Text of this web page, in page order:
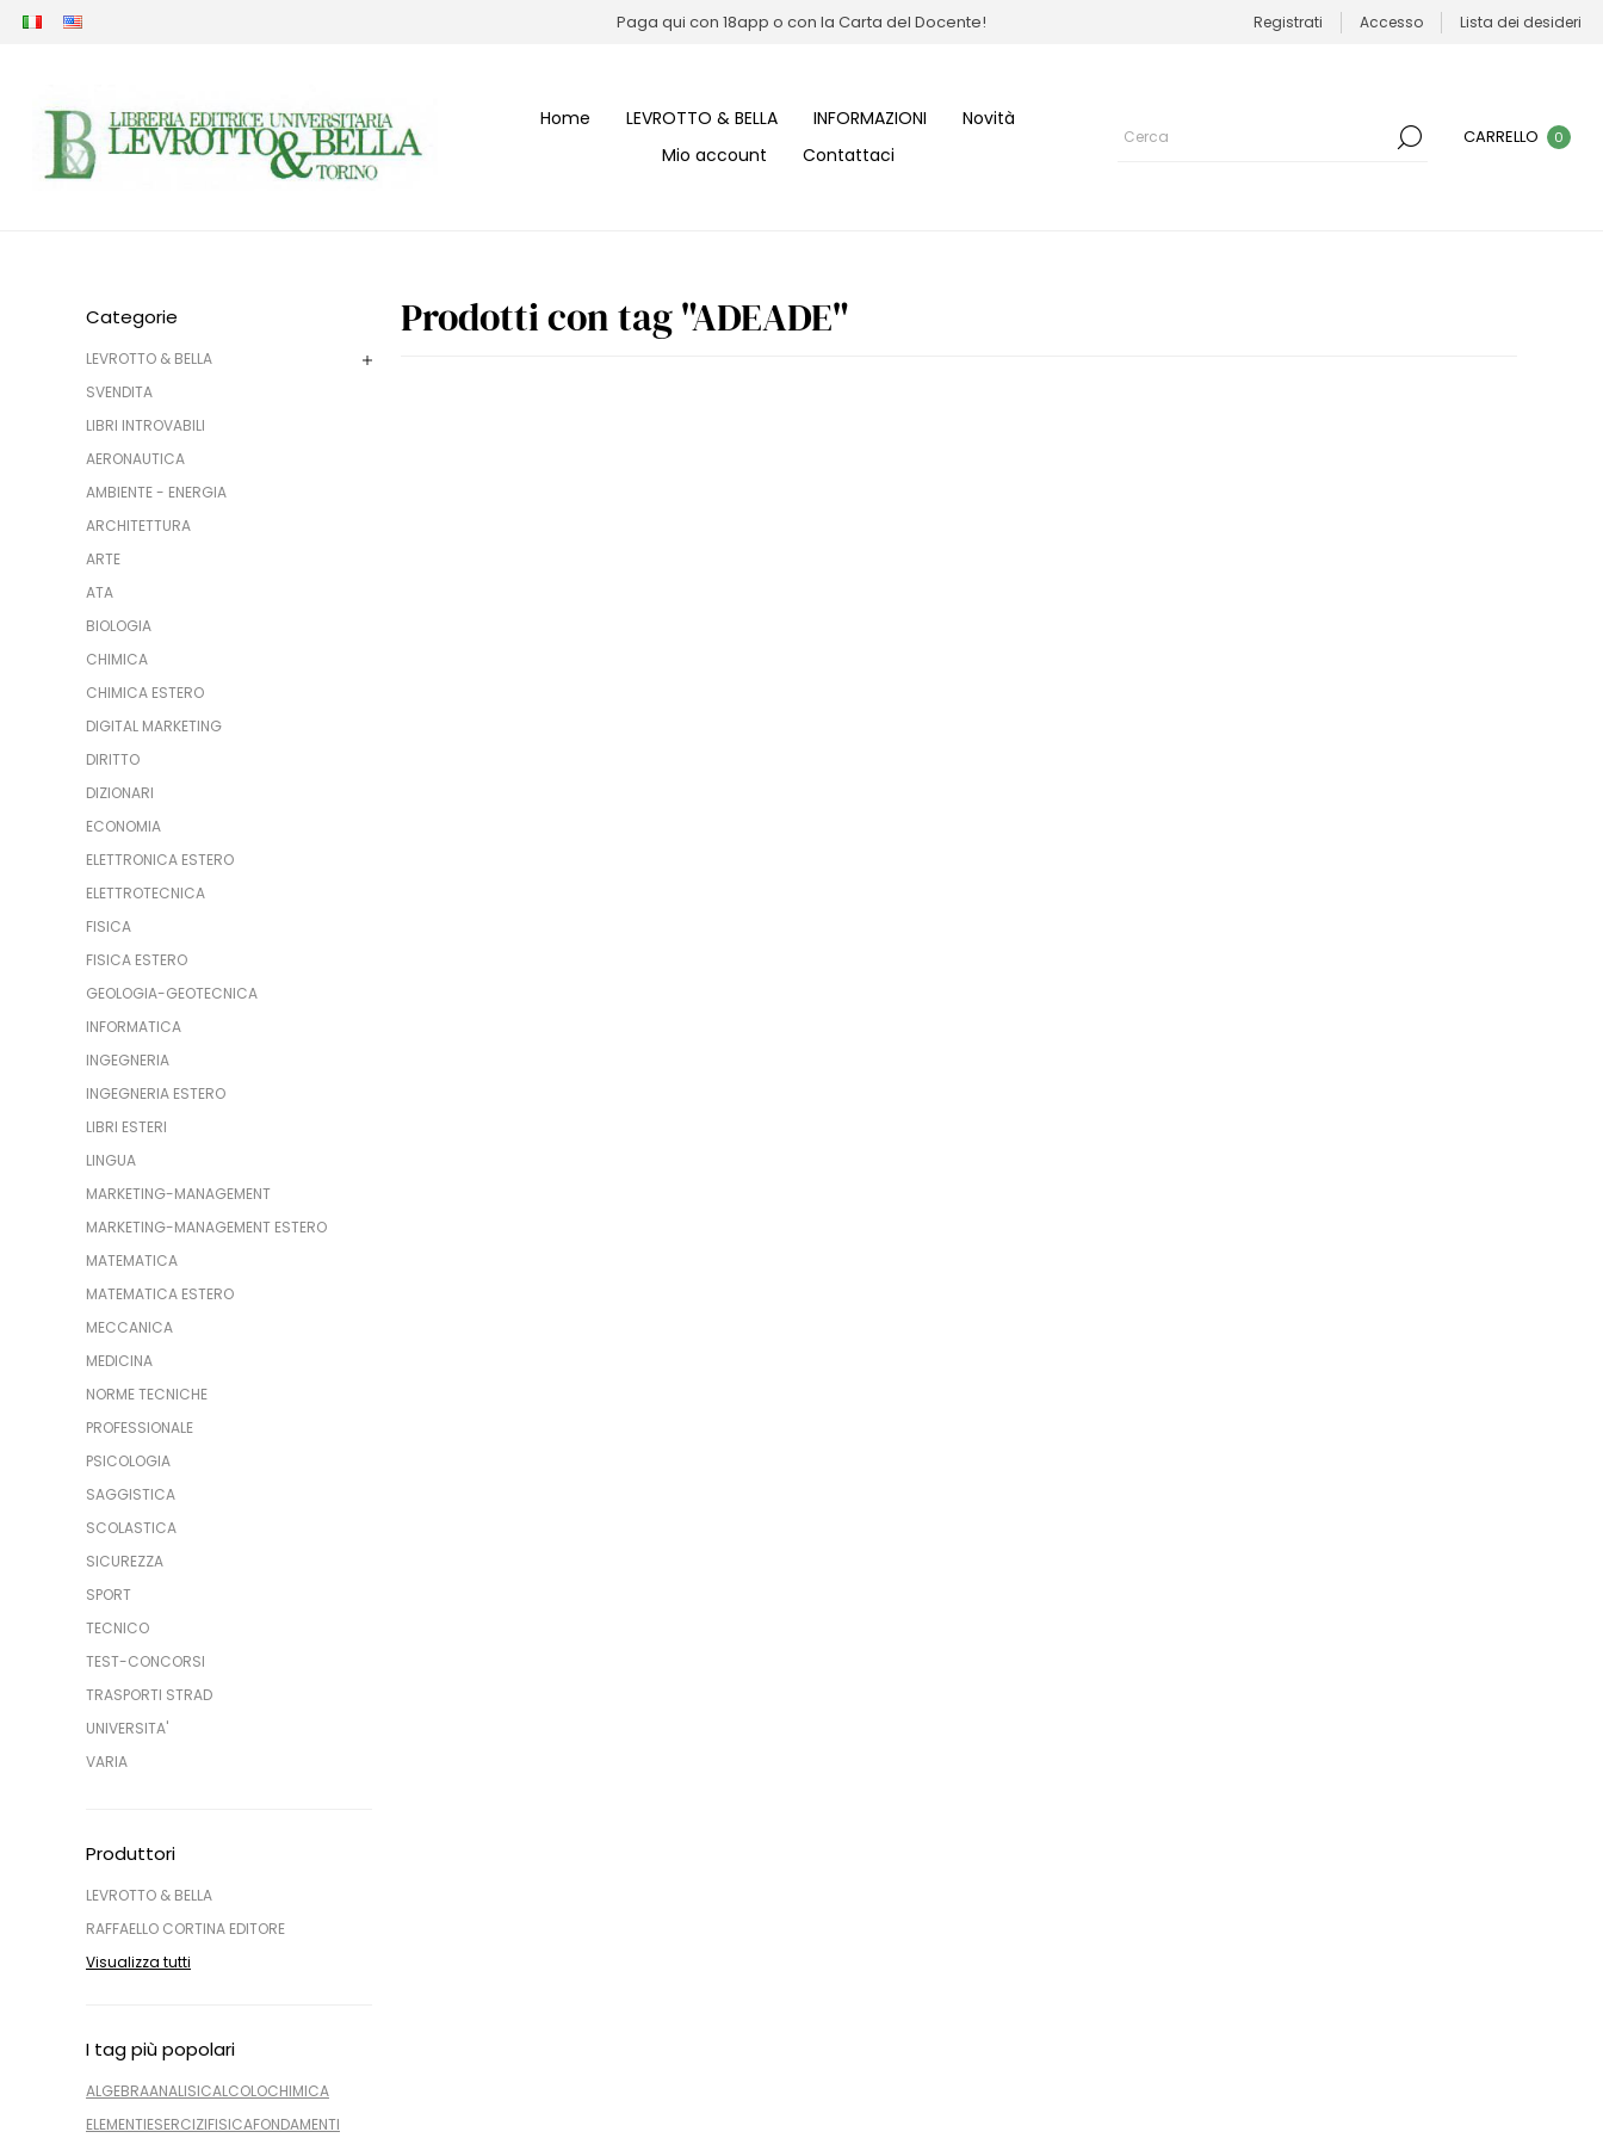
Paga qui con 18app o con la Carta del Docente! Registrati Accesso Lista dei desideri
Home LEVROTTO & BELLA INFORMAZIONI
Novità
Mio account
Contattaci
CARRELLO 0
Categorie
LEVROTTO & BELLA
SVENDITA
LIBRI INTROVABILI
AERONAUTICA
AMBIENTE - ENERGIA
ARCHITETTURA
ARTE
ATA
BIOLOGIA
CHIMICA
CHIMICA ESTERO
DIGITAL MARKETING
DIRITTO
DIZIONARI
ECONOMIA
ELETTRONICA ESTERO
ELETTROTECNICA
FISICA
FISICA ESTERO
GEOLOGIA-GEOTECNICA
INFORMATICA
INGEGNERIA
INGEGNERIA ESTERO
LIBRI ESTERI
LINGUA
MARKETING-MANAGEMENT
MARKETING-MANAGEMENT ESTERO
MATEMATICA
MATEMATICA ESTERO
MECCANICA
MEDICINA
NORME TECNICHE
PROFESSIONALE
PSICOLOGIA
SAGGISTICA
SCOLASTICA
SICUREZZA
SPORT
TECNICO
TEST-CONCORSI
TRASPORTI STRAD
UNIVERSITA'
VARIA
Produttori
LEVROTTO & BELLA
RAFFAELLO CORTINA EDITORE
Visualizza tutti
I tag più popolari
ALGEBRAANALISICALCOLOCHIMICA
ELEMENTIESERCIZIFISICAFONDAMENTI
Prodotti con tag "ADEADE"